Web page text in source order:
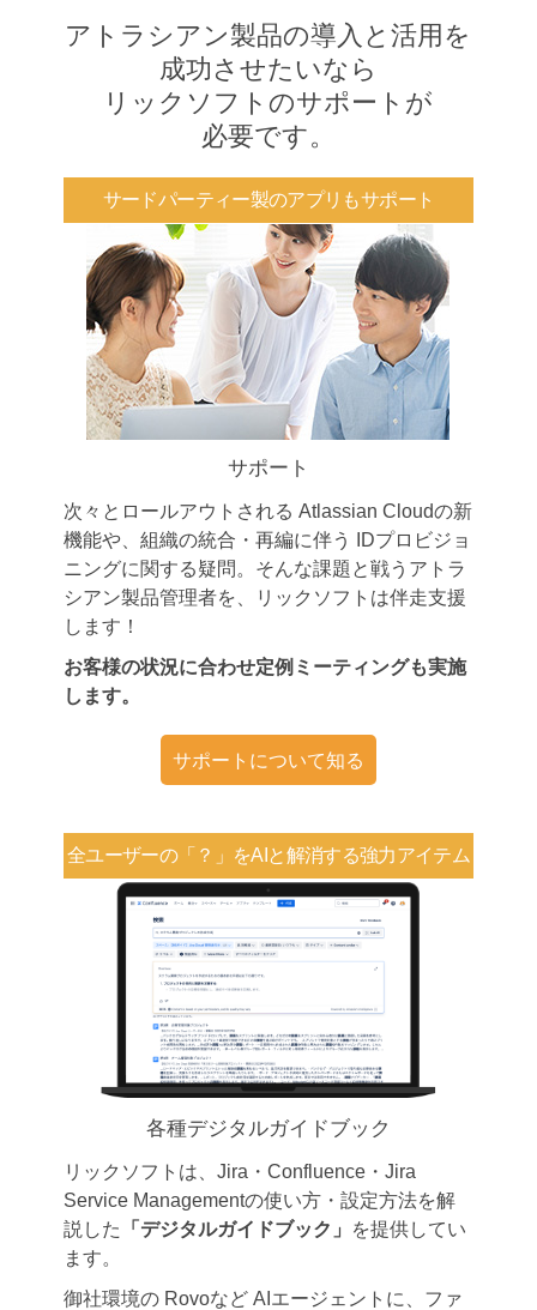
アトラシアン製品の導入と活用を
成功させたいなら
リックソフトのサポートが
必要です。
サードパーティー製のアプリもサポート
サポート
次々とロールアウトされる Atlassian Cloudの新
機能や、組織の統合・再編に伴う IDプロビジョ
ニングに関する疑問。そんな課題と戦うアトラ
シアン製品管理者を、リックソフトは伴走支援
します！
お客様の状況に合わせ定例ミーティングも実施
します。
サポートについて知る
全ユーザーの「？」をAIと解消する強力アイテム
各種デジタルガイドブック
リックソフトは、Jira・Confluence・Jira
Service Managementの使い方・設定方法を解
説した
「デジタルガイドブック」 を提供してい
ます。
御社環境の Rovoなど AIエージェントに、ファ